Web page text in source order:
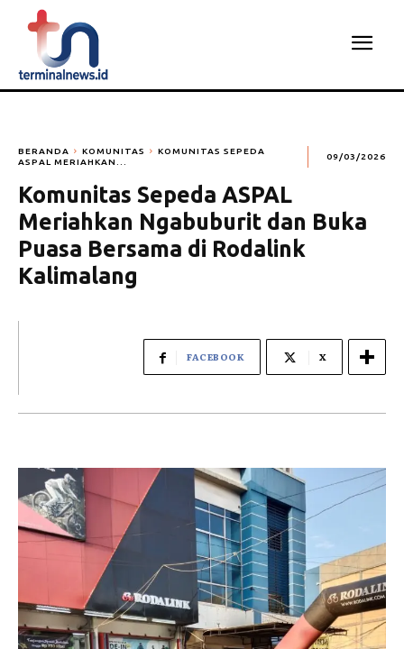
BERANDA KOMUNITAS
KOMUNITAS SEPEDA
ASPAL MERIAHKAN...
09/03/2026
Komunitas Sepeda ASPAL
Meriahkan Ngabuburit dan Buka
Puasa Bersama di Rodalink
Kalimalang
FACEBOOK X